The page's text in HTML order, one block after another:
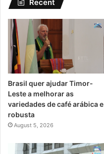
Recent
Brasil quer ajudar Timor-
Leste a melhorar as
variedades de café arábica e
robusta
August 5, 2026